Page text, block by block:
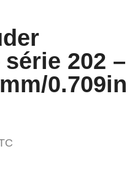
série 202 –
0.709in